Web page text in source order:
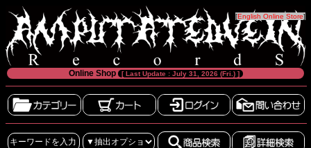
[English Online Store]
Online Shop [ Last Update : July 31, 2026 (Fri.) ]